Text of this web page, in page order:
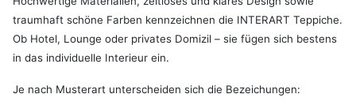
traumhaft schöne Farben kennzeichnen die INTERART Teppiche.
Ob Hotel, Lounge oder privates Domizil – sie fügen sich bestens
in das individuelle Interieur ein.
Je nach Musterart unterscheiden sich die Bezeichungen: